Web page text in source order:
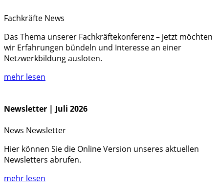
Fachkräfte News
Das Thema unserer Fachkräftekonferenz – jetzt möchten
wir Erfahrungen bündeln und Interesse an einer
Netzwerkbildung ausloten.
mehr lesen
Newsletter | Juli 2026
News Newsletter
Hier können Sie die Online Version unseres aktuellen
Newsletters abrufen.
mehr lesen